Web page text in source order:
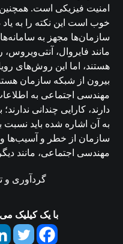
امنیت فیزیکی است.
خوب است این نکته را به
سازمان‌ها مجهز به
مانند فایروال‌، آنتی‌ویروس،
هستند، اما این روش‌های
بیرون از شبکه سازمان
مهندسی اجتماعی به
دارند، کارایی چندانی
به آن اشاره شده باید
سازمان از خطر و آسیب‌ها و
مهندسی اجتماعی، مانند
گردآوری و
با یک کیلیک